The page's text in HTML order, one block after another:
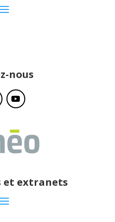
nous
et extranets